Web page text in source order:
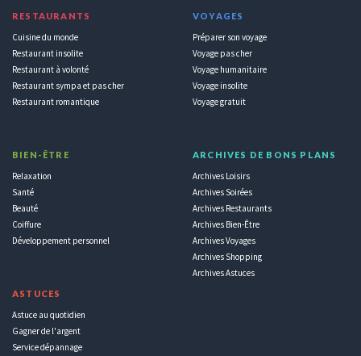
RESTAURANTS
Cuisine du monde
Restaurant insolite
Restaurant à volonté
Restaurant sympa et pas cher
Restaurant romantique
BIEN-ÊTRE
Relaxation
Santé
Beauté
Coiffure
Développement personnel
ASTUCES
Astuce au quotidien
Gagner de l'argent
Service dépannage
VOYAGES
Préparer son voyage
Voyage pas cher
Voyage humanitaire
Voyage insolite
Voyage gratuit
ARCHIVES DE BONS PLANS
Archives Loisirs
Archives Soirées
Archives Restaurants
Archives Bien-Être
Archives Voyages
Archives Shopping
Archives Astuces